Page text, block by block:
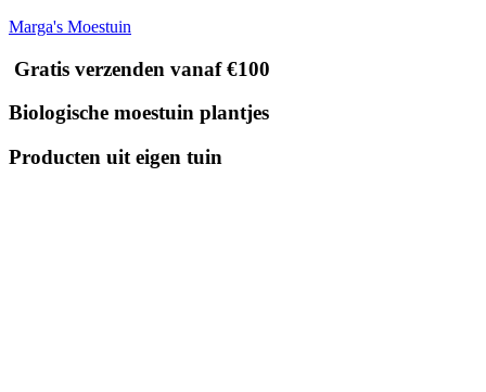
Marga's Moestuin
Gratis verzenden vanaf €100
Biologische moestuin plantjes
Producten uit eigen tuin